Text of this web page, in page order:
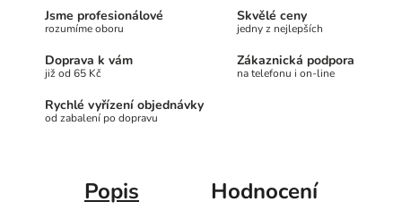
Jsme profesionálové
rozumíme oboru
Skvělé ceny
jedny z nejlepších
Doprava k vám
již od 65 Kč
Zákaznická podpora
na telefonu i on-line
Rychlé vyřízení objednávky
od zabalení po dopravu
Popis
Hodnocení